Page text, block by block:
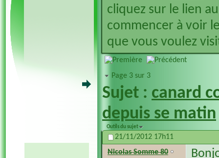
cliquez sur le lien
commencer à voir
que vous voulez
Page 3 sur 3
Sujet : canard
depuis se matin
Outils du sujet
21/11/2012 17h11
Nicolas Somme 80